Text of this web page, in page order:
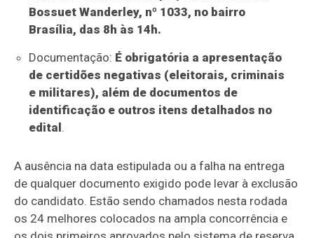
Bossuet Wanderley, nº 1033, no bairro
Brasília, das 8h às 14h.
Documentação: É obrigatória a apresentação
de certidões negativas (eleitorais, criminais
e militares), além de documentos de
identificação e outros itens detalhados no
edital .
A ausência na data estipulada ou a falha na entrega
de qualquer documento exigido pode levar à exclusão
do candidato. Estão sendo chamados nesta rodada
os 24 melhores colocados na ampla concorrência e